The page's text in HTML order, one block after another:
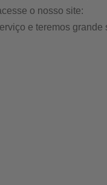
o nosso site:
e teremos grande